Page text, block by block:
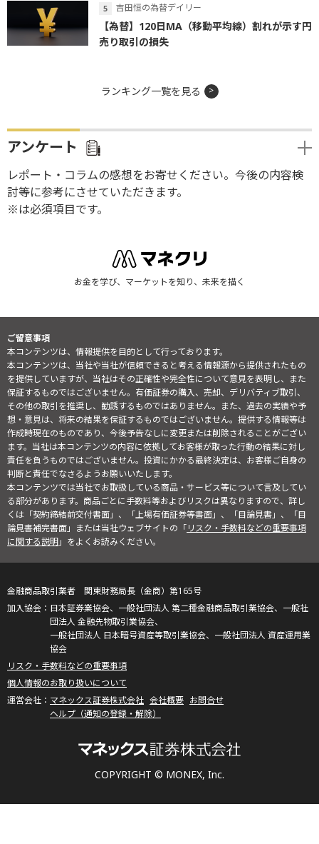
吉田恒の為替デイリー
【為替】120日MA（移動平均線）割れが示す円
売り取引の損失
ランキング一覧を見る
アンケート
レポート・コラムの感想をお寄せください。今後の内容検
討等に参考にさせていただきます。
※は必須項目です。
お金を学び、マーケットを知り、未来を描く
ご留意事項
本コンテンツは、情報提供を目的として行っております。
本コンテンツは、当社や当社が信頼できると考える情報源から提供されたもの
を提供していますが、当社はその正確性や完全性について意見を表明し、また
保証するものではございません。有価証券の購入、売却、デリバティブ取引、
その他の取引を推奨し、勧誘するものではありません。また、過去の実績や予
想・意見は、将来の結果を保証するものではございません。提供する情報等は
作成時現在のものであり、今後予告なしに変更または削除されることがござい
ます。当社は本コンテンツの内容に依拠してお客様が取った行動の結果に対し
責任を負うものではございません。投資にかかる最終決定は、お客様ご自身の
判断と責任でなさるようお願いいたします。
本コンテンツでは当社でお取扱している商品・サービス等について言及してい
る部分があります。商品ごとに手数料等およびリスクは異なりますので、詳し
くは「契約締結前交付書面」、「上場有価証券等書面」、「目論見書」、「目
論見書補完書面」または当社ウェブサイトの「リスク・手数料などの重要事項
に関する説明」をよくお読みください。
COPYRIGHT © MONEX, Inc.
金融商品取引業者 関東財務局長（金商）第165号
日本証券業協会、一般社団法人 第二種金融商品取引業協会、一般社
団法人 金融先物取引業協会、
一般社団法人 日本暗号資産等取引業協会、一般社団法人 資産運用業
協会
リスク・手数料などの重要事項
個人情報のお取り扱いについて
マネックス証券株式会社 会社概要 お問合せ
ヘルプ（通知の登録・解除）